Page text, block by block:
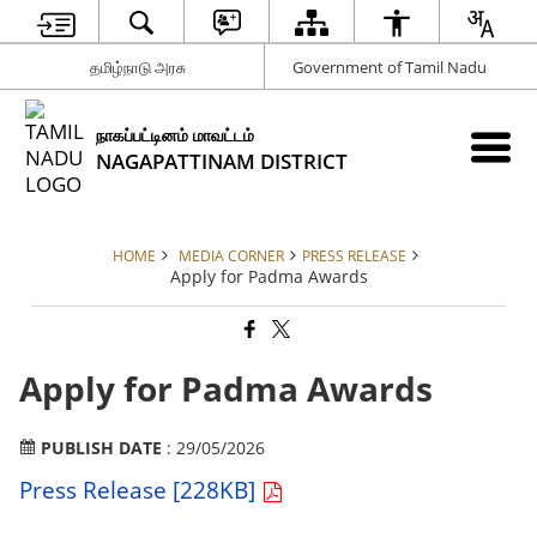
தமிழ்நாடு அரசு Government of Tamil Nadu
நாகப்பட்டினம் மாவட்டம்
NAGAPATTINAM DISTRICT
HOME MEDIA CORNER PRESS RELEASE
Apply for Padma Awards
Apply for Padma Awards
PUBLISH DATE : 29/05/2026
Press Release [228KB]